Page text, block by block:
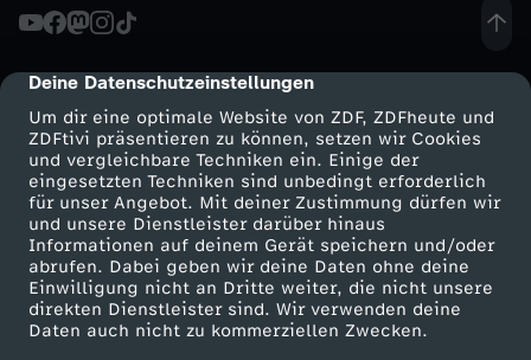
cmp-dialog-description
Deine Datenschutzeinstellungen
Um dir eine optimale Website von ZDF, ZDFheute und
ZDFtivi präsentieren zu können, setzen wir Cookies
und vergleichbare Techniken ein. Einige der
eingesetzten Techniken sind unbedingt erforderlich
für unser Angebot. Mit deiner Zustimmung dürfen wir
und unsere Dienstleister darüber hinaus
Informationen auf deinem Gerät speichern und/oder
abrufen. Dabei geben wir deine Daten ohne deine
Einwilligung nicht an Dritte weiter, die nicht unsere
direkten Dienstleister sind. Wir verwenden deine
Daten auch nicht zu kommerziellen Zwecken.
f
i
n
G
r
a
Mehr ZDF
ZDF-Apps
Smart TV
ZDFtext
Service
ZDFmitreden
Kontakt zum ZDF
Tickets